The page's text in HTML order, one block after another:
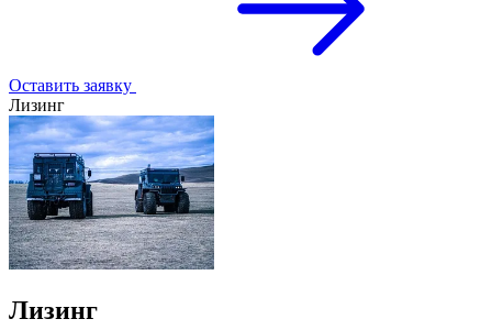
Оставить заявку
Лизинг
Лизинг